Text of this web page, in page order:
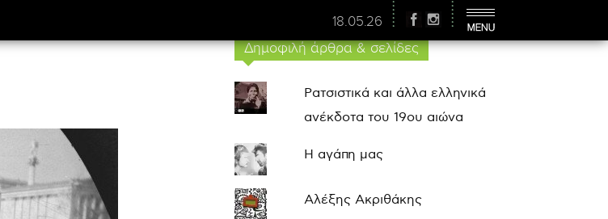
18.05.26
Δημοφιλή άρθρα & σελίδες
Ρατσιστικά και άλλα ελληνικά
ανέκδοτα του 19ου αιώνα
Η αγάπη μας
Αλέξης Ακριθάκης